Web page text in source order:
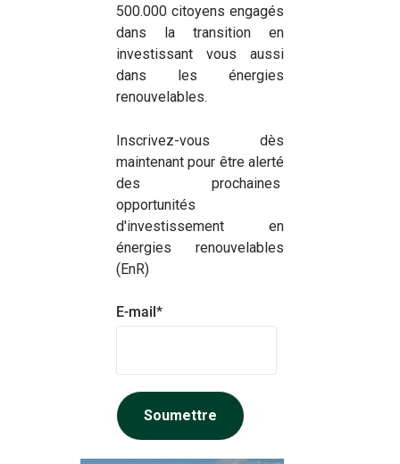
500.000 citoyens engagés
dans la transition en
investissant vous aussi
dans les énergies
renouvelables.
Inscrivez-vous dès
maintenant pour être alerté
des prochaines
opportunités
d'investissement en
énergies renouvelables
(EnR)
E-mail*